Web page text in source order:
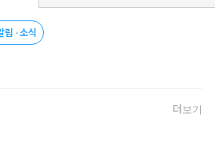
AI는 더 유능한 분석가이자 실행자가 되
감정과 직관에 의존하는 투자에서 벗어
스템을 세우고 싶은 독자, 최신 AI 트렌드
다. 새로운 AI 기술 등을 업데이트하고
영한다.
· 소식
더보기